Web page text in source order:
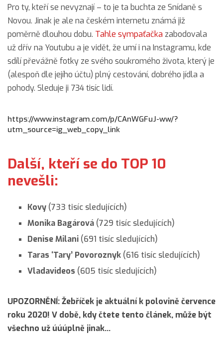
Pro ty, kteří se nevyznají – to je ta buchta ze Snídaně s
Novou. Jinak je ale na českém internetu známá již
poměrně dlouhou dobu. Tahle sympaťačka zabodovala
už dřív na Youtubu a je vidět, že umí i na Instagramu, kde
sdílí převážně fotky ze svého soukromého života, který je
(alespoň dle jejího účtu) plný cestování, dobrého jídla a
pohody. Sleduje ji 734 tisíc lidí.
https://www.instagram.com/p/CAnWGFuJ-ww/?
utm_source=ig_web_copy_link
Další, kteří se do TOP 10
nevešli:
Kovy (733 tisíc sledujících)
Monika Bagárová (729 tisíc sledujících)
Denise Milani (691 tisíc sledujících)
Taras ‘Tary’ Povoroznyk (616 tisíc sledujících)
Vladavideos (605 tisíc sledujících)
UPOZORNĚNÍ: Žebříček je aktuální k polovině července
roku 2020! V době, kdy čtete tento článek, může být
všechno už úúúplně jinak…